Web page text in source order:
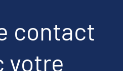
contact
votre